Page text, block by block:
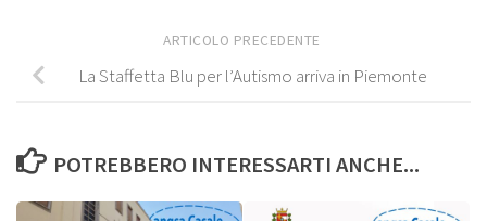
ARTICOLO PRECEDENTE
La Staffetta Blu per l’Autismo arriva in Piemonte
POTREBBERO INTERESSARTI ANCHE...